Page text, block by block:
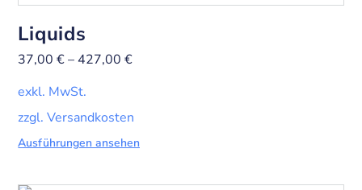
Liquids
37,00€– 427,00€
exkl. MwSt.
zzgl. Versandkosten
Ausführungen ansehen